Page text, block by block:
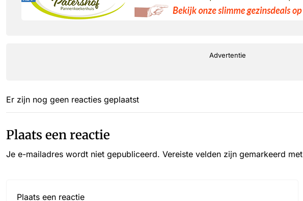
Advertentie
Er zijn nog geen reacties geplaatst
Plaats een reactie
Je e-mailadres wordt niet gepubliceerd. Vereiste velden zijn gemarkeerd met